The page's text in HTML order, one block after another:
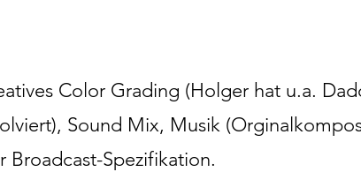
Color Grading (Holger hat u.a.
Sound Mix, Musik
Broadcast-Spezifikation.